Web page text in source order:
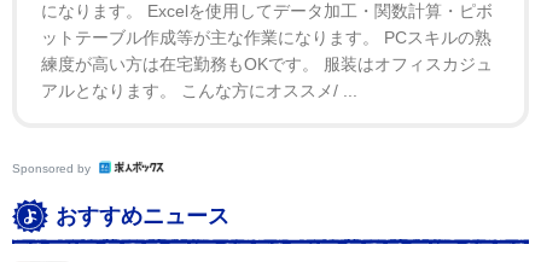
になります。 Excelを使用してデータ加工・関数計算・ピボ
ットテーブル作成等が主な作業になります。 PCスキルの熟
練度が高い方は在宅勤務もOKです。 服装はオフィスカジュ
アルとなります。 こんな方にオススメ/ ...
Sponsored by
おすすめニュース